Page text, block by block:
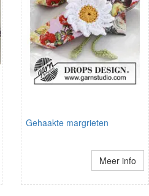
Gehaakte margrieten
Meer info